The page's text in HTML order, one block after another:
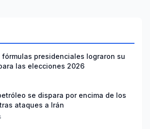
fórmulas presidenciales lograron su
las elecciones 2026
se dispara por encima de los
ataques a Irán